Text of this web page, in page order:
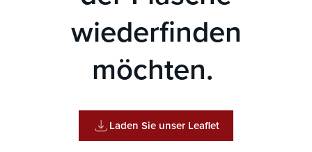
wiederfinden
möchten.
Laden Sie unser Leaflet